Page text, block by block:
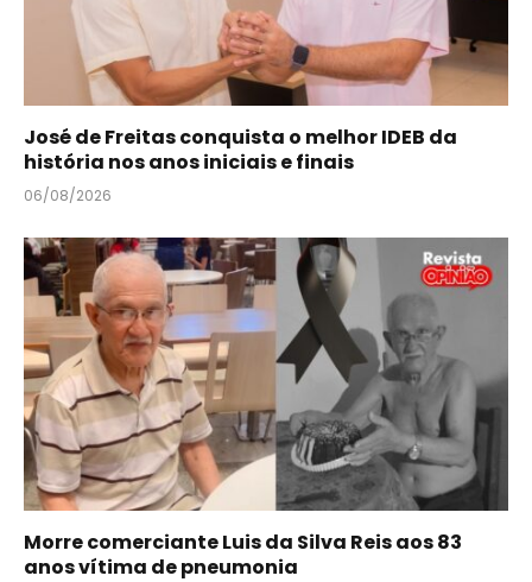
José de Freitas conquista o melhor IDEB da
história nos anos iniciais e finais
06/08/2026
Morre comerciante Luis da Silva Reis aos 83
anos vítima de pneumonia